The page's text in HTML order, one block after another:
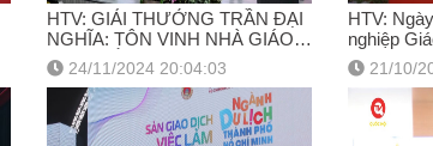
HTV: GIẢI THƯỞNG TRẦN ĐẠI
NGHĨA: TÔN VINH NHÀ GIÁO
XUẤT SẮC TRONG GIÁO DỤC
NGHỀ NGHIỆP
24/11/2024 20:04:03
HTV:
nghiệp
năm 2024
21/10/